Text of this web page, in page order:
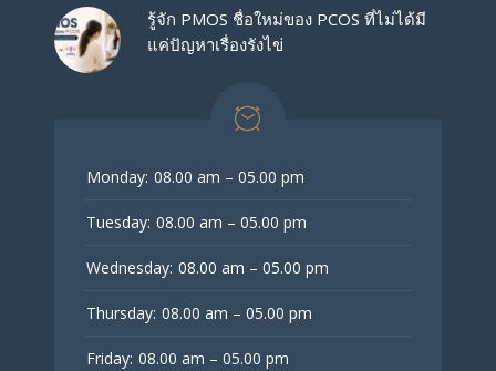
รู้จัก PMOS ชื่อใหม่ของ PCOS ที่ไม่ได้มี
แค่ปัญหาเรื่องรังไข่
Monday: 08.00 am – 05.00 pm
Tuesday: 08.00 am – 05.00 pm
Wednesday: 08.00 am – 05.00 pm
Thursday: 08.00 am – 05.00 pm
Friday: 08.00 am – 05.00 pm